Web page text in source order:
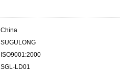
China
SUGULONG
ISO9001:2000
SGL-LD01